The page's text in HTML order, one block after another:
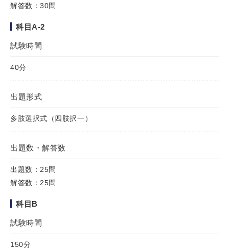
解答数：30問
科目A-2
試験時間
40分
出題形式
多肢選択式（四肢択一）
出題数・解答数
出題数：25問
解答数：25問
科目B
試験時間
150分